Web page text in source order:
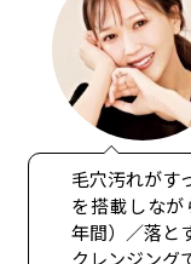
毛穴汚れがす
を搭載しな
年間）／落と